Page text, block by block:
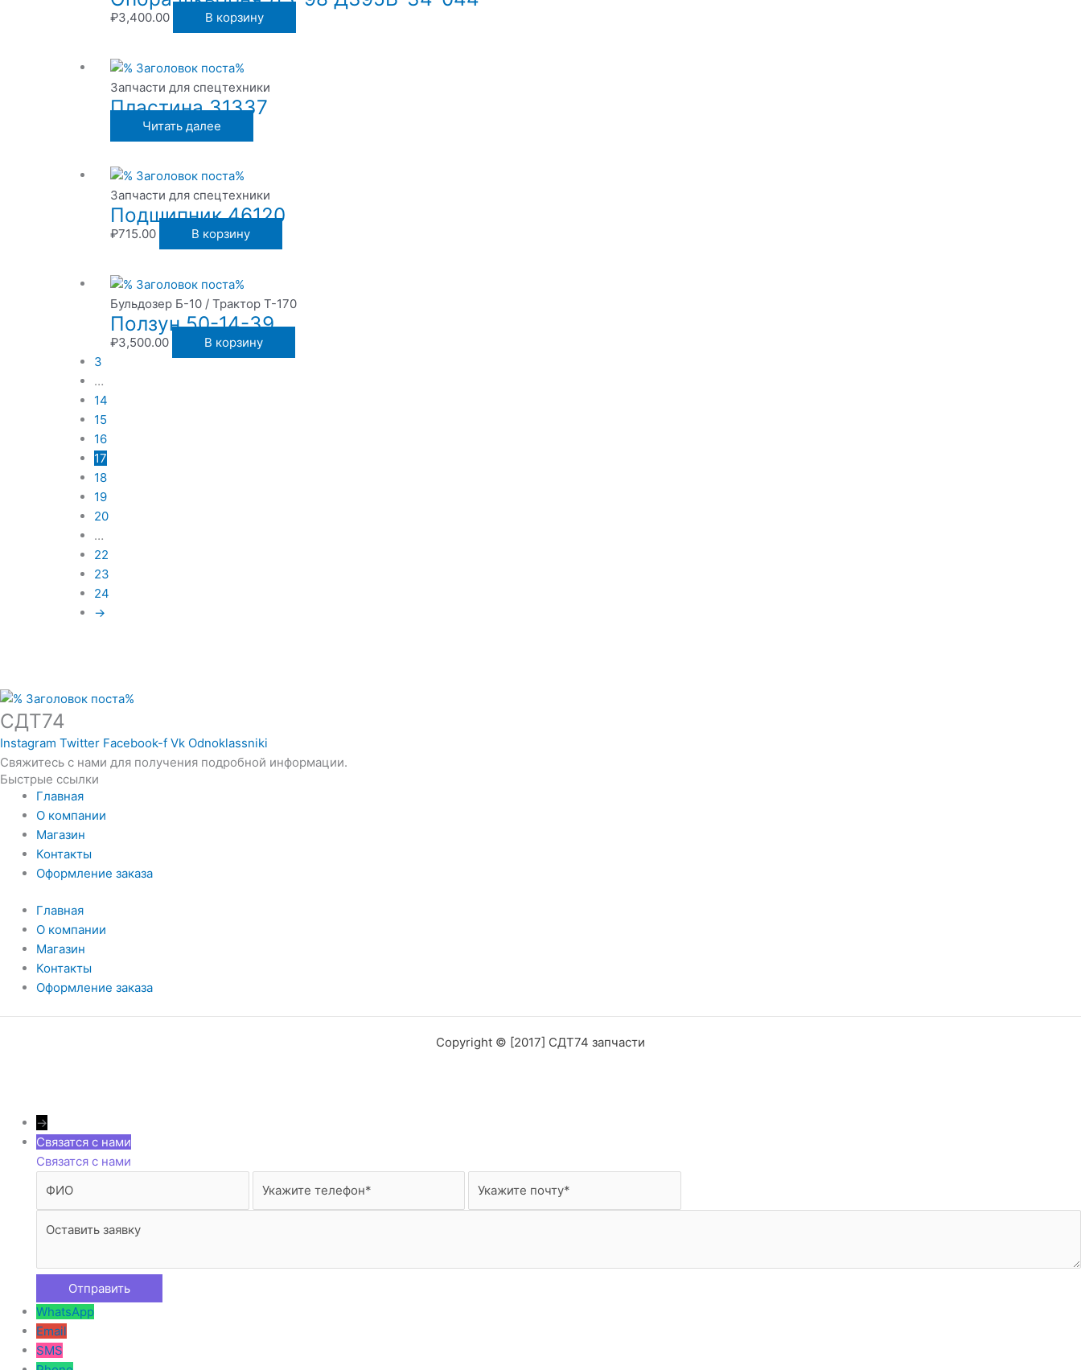
₽3,400.00 В корзину
Запчасти для спецтехники
Пластина 31337
Читать далее
Запчасти для спецтехники
Подшипник 46120
₽715.00 В корзину
Бульдозер Б-10 / Трактор Т-170
Ползун 50-14-39
₽3,500.00
В корзину
3
…
14
15
16
17
18
19
20
…
22
23
24
→
СДТ74
Instagram Twitter Facebook-f Vk Odnoklassniki
Свяжитесь с нами для получения подробной информации.
Быстрые ссылки
Главная
О компании
Магазин
Контакты
Оформление заказа
Главная
О компании
Магазин
Контакты
Оформление заказа
Copyright © [2017] СДТ74 запчасти
→
Связатся с нами
Связатся с нами
WhatsApp
Email
SMS